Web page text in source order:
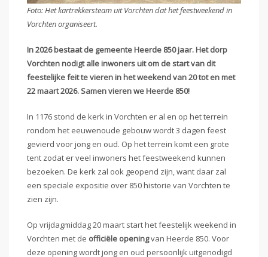
Foto: Het kartrekkersteam uit Vorchten dat het feestweekend in
Vorchten organiseert.
In 2026 bestaat de gemeente Heerde 850 jaar. Het dorp
Vorchten nodigt alle inwoners uit om de start van dit
feestelijke feit te vieren in het weekend van 20 tot en met
22 maart 2026. Samen vieren we Heerde 850!
In 1176 stond de kerk in Vorchten er al en op het terrein
rondom het eeuwenoude gebouw wordt 3 dagen feest
gevierd voor jong en oud. Op het terrein komt een grote
tent zodat er veel inwoners het feestweekend kunnen
bezoeken. De kerk zal ook geopend zijn, want daar zal
een speciale expositie over 850 historie van Vorchten te
zien zijn.
Op vrijdagmiddag 20 maart start het feestelijk weekend in
Vorchten met de officiële openingvan Heerde 850. Voor
deze opening wordt jong en oud persoonlijk uitgenodigd